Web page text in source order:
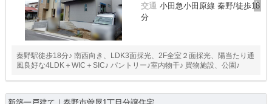
交通 小田急小田原線 秦野/徒歩18
分
秦野駅徒歩18分♪ 南西向き、LDK3面採光、2F全室２面採光、陽当たり通
風良好な4LDK＋WIC＋SIC♪ パントリー♪室内物干♪ 買物施設、公園♪